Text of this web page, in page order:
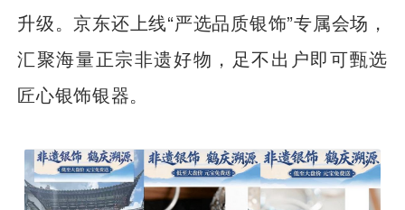
升级。京东还上线“严选品质银饰”专属会场，
汇聚海量正宗非遗好物，足不出户即可甄选
匠心银饰银器。